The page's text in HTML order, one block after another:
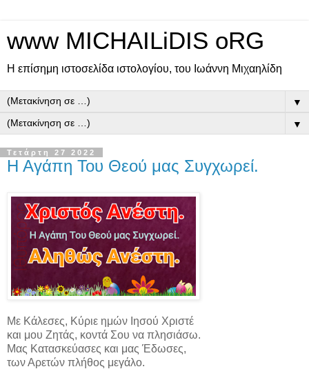
www MICHAILiDIS oRG
Η επίσημη ιστοσελίδα ιστολογίου, του Ιωάννη Μιχαηλίδη
▼
▼
Τετάρτη 27 2022
Η Αγάπη Του Θεού μας Συγχωρεί.
Με Κάλεσες, Κύριε ημών Ιησού Χριστέ
και μου Ζητάς, κοντά Σου να πλησιάσω.
Μας Κατασκεύασες και μας Έδωσες,
των Αρετών πλήθος μεγάλο.